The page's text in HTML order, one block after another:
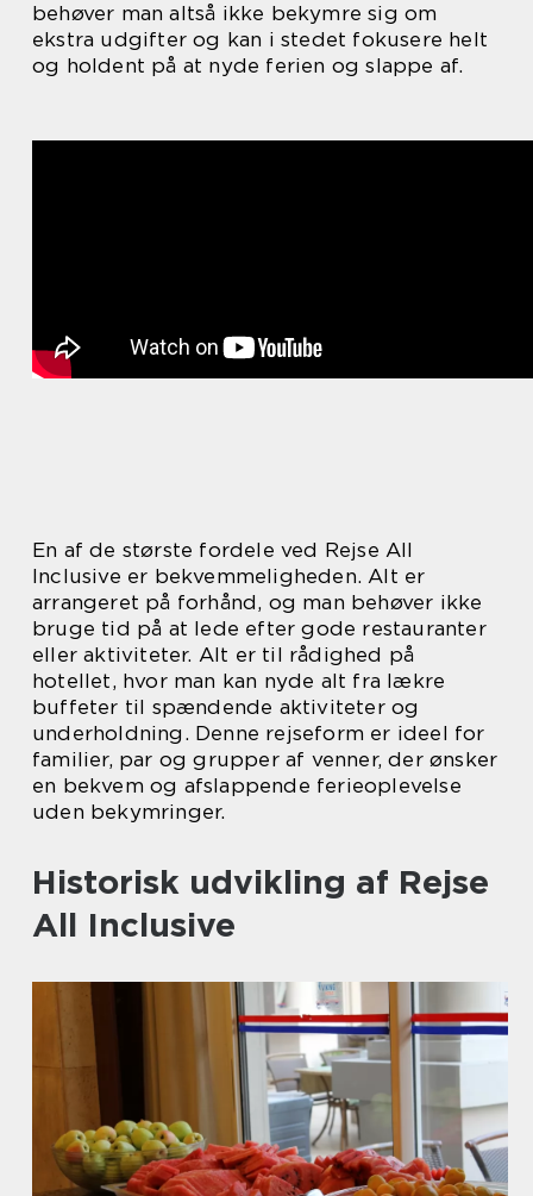
behøver man altså ikke bekymre sig om
ekstra udgifter og kan i stedet fokusere helt
og holdent på at nyde ferien og slappe af.
En af de største fordele ved Rejse All
Inclusive er bekvemmeligheden. Alt er
arrangeret på forhånd, og man behøver ikke
bruge tid på at lede efter gode restauranter
eller aktiviteter. Alt er til rådighed på
hotellet, hvor man kan nyde alt fra lækre
buffeter til spændende aktiviteter og
underholdning. Denne rejseform er ideel for
familier, par og grupper af venner, der ønsker
en bekvem og afslappende ferieoplevelse
uden bekymringer.
Historisk udvikling af Rejse
All Inclusive